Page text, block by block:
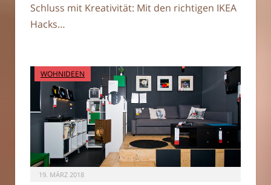
Schluss mit Kreativität: Mit den richtigen IKEA
Hacks…
WOHNIDEEN
19. MÄRZ 2018